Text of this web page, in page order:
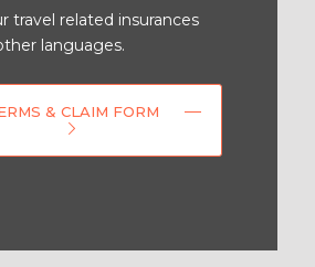
travel related insurances
languages.
& CLAIM FORM